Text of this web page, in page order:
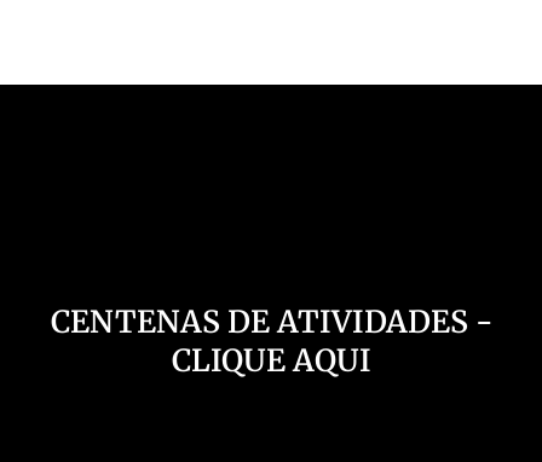
CENTENAS DE ATIVIDADES -
CLIQUE AQUI